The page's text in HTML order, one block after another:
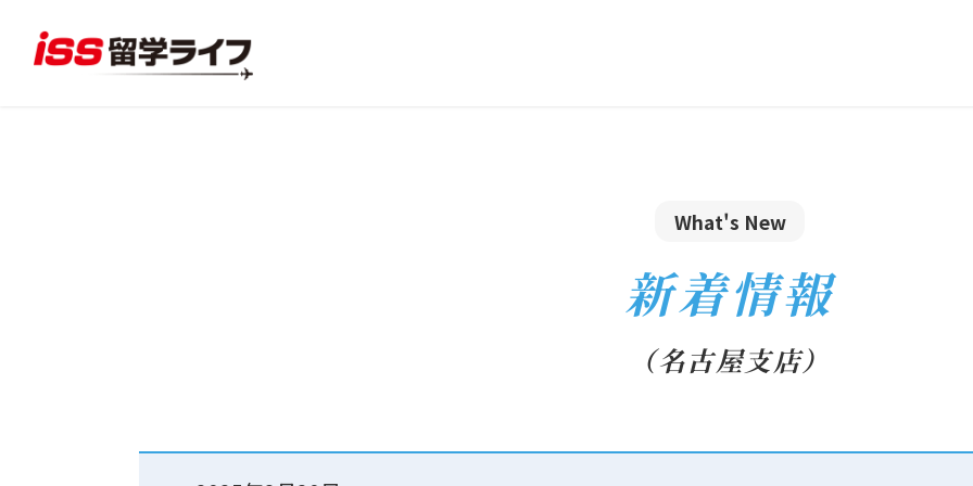
What's New
新着情報
（名古屋支店）